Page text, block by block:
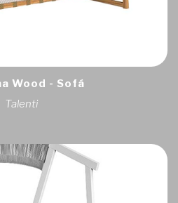
Wood - Sofá
Talenti